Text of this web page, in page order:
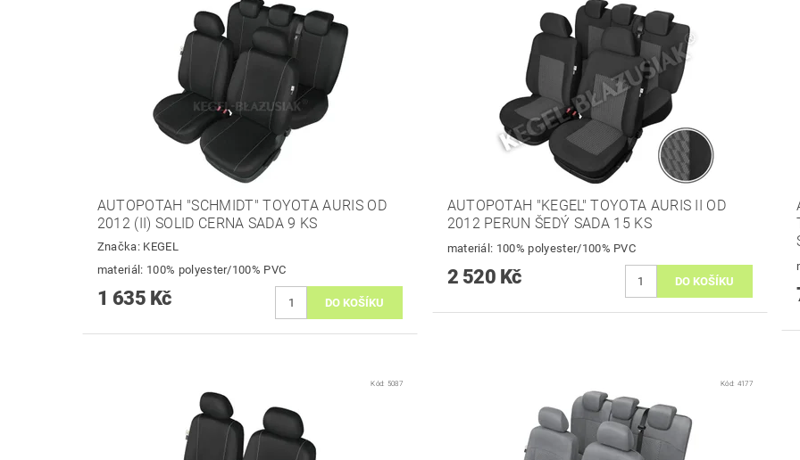
AUTOPOTAH "SCHMIDT" TOYOTA AURIS OD
2012 (II) SOLID CERNA SADA 9 KS
Značka: KEGEL
materiál: 100% polyester/100% PVC
1 635 Kč
AUTOPOTAH "KEGEL" TOYOTA AURIS II OD
2012 PERUN ŠEDÝ SADA 15 KS
materiál: 100% polyester/100% PVC
2 520 Kč
Kód: 5087 Kód: 4177